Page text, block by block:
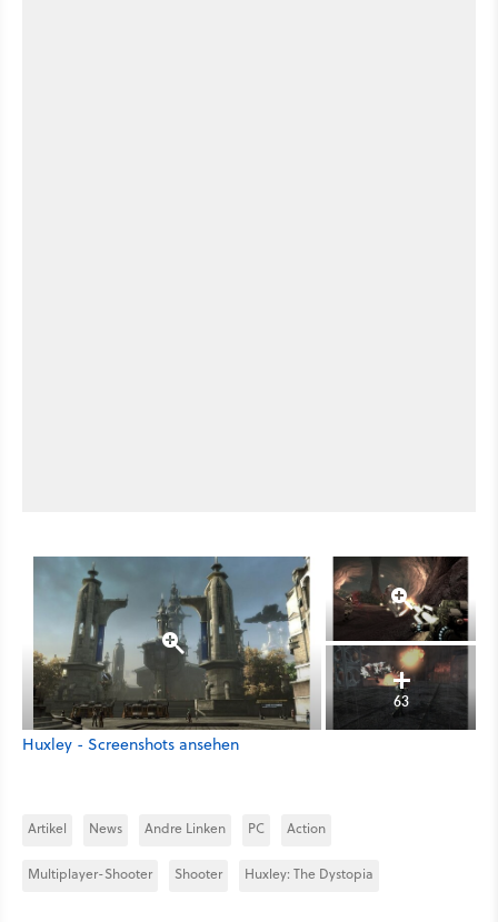
63
Huxley - Screenshots ansehen
Artikel News Andre Linken PC Action
Multiplayer-Shooter Shooter Huxley: The Dystopia